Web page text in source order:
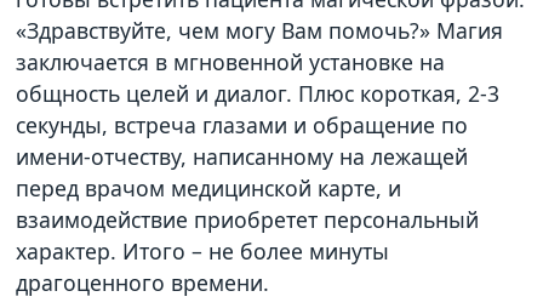
«Здравствуйте, чем могу Вам помочь?» Магия
заключается в мгновенной установке на
общность целей и диалог. Плюс короткая, 2-3
секунды, встреча глазами и обращение по
имени-отчеству, написанному на лежащей
перед врачом медицинской карте, и
взаимодействие приобретет персональный
характер. Итого – не более минуты
драгоценного времени.